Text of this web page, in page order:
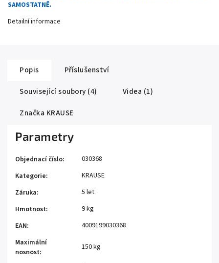
SAMOSTATNĚ.
Detailní informace
Popis
Příslušenství
Související soubory (4)
Videa (1)
Značka KRAUSE
Parametry
Objednací číslo:
030368
Kategorie:
KRAUSE
Záruka:
5 let
Hmotnost:
9 kg
EAN:
4009199030368
Maximální
nosnost:
150 kg